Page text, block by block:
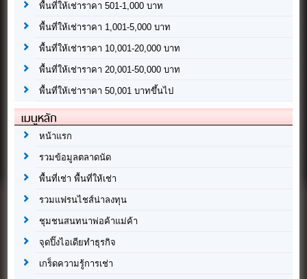
พื้นที่ให้เช่าราคา 501-1,000 บาท
พื้นที่ให้เช่าราคา 1,001-5,000 บาท
พื้นที่ให้เช่าราคา 10,001-20,000 บาท
พื้นที่ให้เช่าราคา 20,001-50,000 บาท
พื้นที่ให้เช่าราคา 50,001 บาทขึ้นไป
เมนูหลัก
หน้าแรก
รวมข้อมูลตลาดนัด
พื้นที่เช่า พื้นที่ให้เช่า
รวมแฟรนไชส์น่าลงทุน
ชุมชนสนทนาพ่อค้าแม่ค้า
จุดปิ๊งไอเดียทำธุรกิจ
เกร็ดความรู้การเช่า